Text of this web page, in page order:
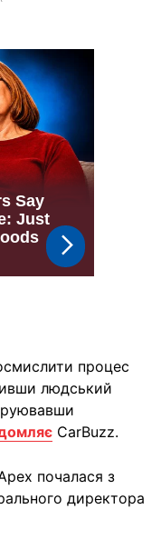
процес
людський
CarBuzz.
почалася з
директора